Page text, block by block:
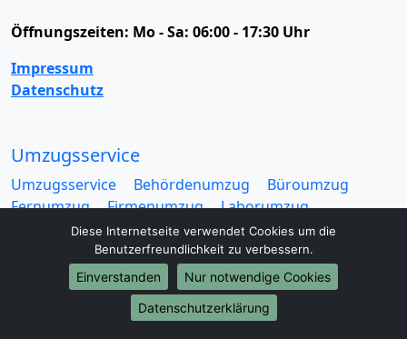
Öffnungszeiten: Mo - Sa: 06:00 - 17:30 Uhr
Impressum
Datenschutz
Umzugsservice
Umzugsservice Behördenumzug
Büroumzug
Fernumzug
Firmenumzug
Laborumzug
Mini Umzug
Praxisumzug
Privatumzug
Seniorenumzug
Studentenumzug
Beiladung
Entrümpelung
Halteverbotszone
Klaviertransport
Möbellift
Haushaltsauflösung
Möbeltaxi
Möbelmitfahrzentrale
Umzugskartons
Diese Internetseite verwendet Cookies um die
Benutzerfreundlichkeit zu verbessern.
Einverstanden
Nur notwendige Cookies
Datenschutzerklärung